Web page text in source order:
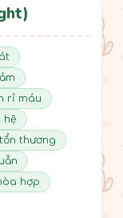
rỉ máu
hệ
thương
hợp